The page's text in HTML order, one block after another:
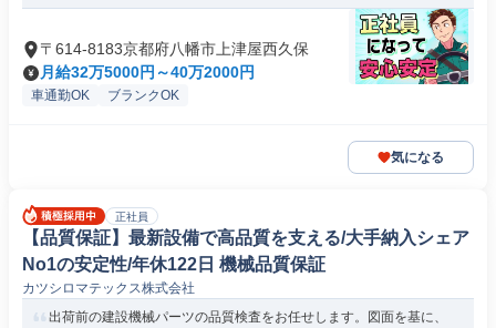
〒614-8183京都府八幡市上津屋西久保
月給32万5000円～40万2000円
車通勤OK ブランクOK
気になる
正社員
【品質保証】最新設備で高品質を支える/大手納入シェア
No1の安定性/年休122日 機械品質保証
カツシロマテックス株式会社
出荷前の建設機械パーツの品質検査をお任せします。図面を基に、